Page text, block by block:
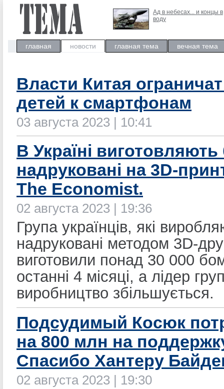
Ад в небесах... и концы в
воду
главная новости главная тема вечная тема
Власти Китая
детей к смартфонам
03 августа 2023 | 10:41
В Україні
надруковані на 3D-
The Economist.
02 августа 2023 | 19:36
Група українців, які
надруковані методом 3D-
виготовили понад 30 000
останні 4 місяці, а лідер
виробництво збільшується.
Подсудимый Косюк
на 800 млн на
Спасибо Хантеру
02 августа 2023 | 19:30